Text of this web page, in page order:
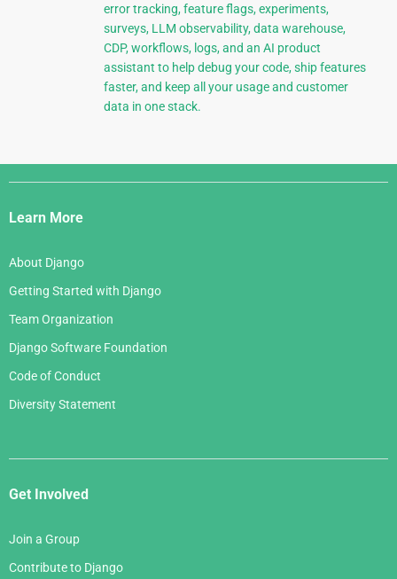
error tracking, feature flags, experiments,
surveys, LLM observability, data warehouse,
CDP, workflows, logs, and an AI product
assistant to help debug your code, ship features
faster, and keep all your usage and customer
data in one stack.
Django
Links
Learn More
About Django
Getting Started with Django
Team Organization
Django Software Foundation
Code of Conduct
Diversity Statement
Get Involved
Join a Group
Contribute to Django